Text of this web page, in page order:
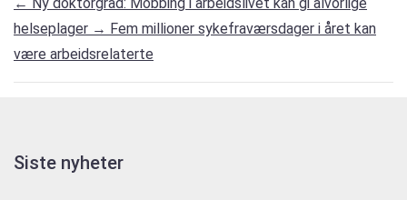
helseplager → Fem millioner sykefraværsdager i året kan
være arbeidsrelaterte
Siste nyheter